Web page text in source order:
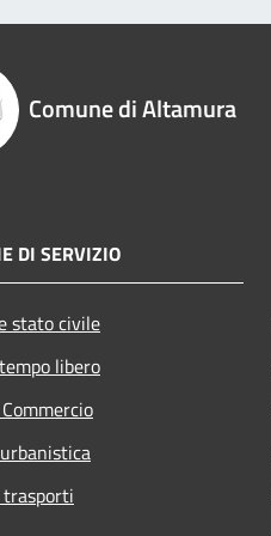
Comune di Altamura
DI SERVIZIO
stato civile
libero